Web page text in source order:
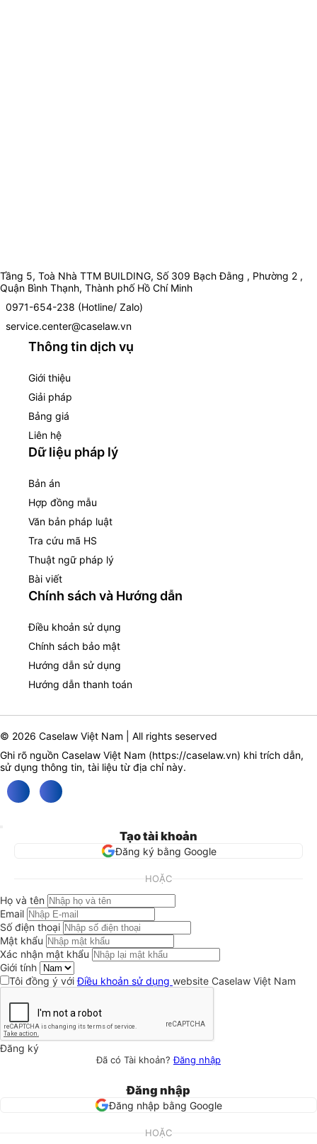
Tầng 5, Toà Nhà TTM BUILDING, Số 309 Bạch Đằng , Phường 2 ,
Quận Bình Thạnh, Thành phố Hồ Chí Minh
0971-654-238 (Hotline/ Zalo)
service.center@caselaw.vn
Thông tin dịch vụ
Giới thiệu
Giải pháp
Bảng giá
Liên hệ
Dữ liệu pháp lý
Bản án
Hợp đồng mẫu
Văn bản pháp luật
Tra cứu mã HS
Thuật ngữ pháp lý
Bài viết
Chính sách và Hướng dẫn
Điều khoản sử dụng
Chính sách bảo mật
Hướng dẫn sử dụng
Hướng dẫn thanh toán
© 2026 Caselaw Việt Nam | All rights seserved
Ghi rõ nguồn Caselaw Việt Nam (https://caselaw.vn) khi trích dẫn,
sử dụng thông tin, tài liệu từ địa chỉ này.
Tạo tài khoản
Đăng ký bằng Google
HOẶC
Họ và tên
Email
Số điện thoại
Mật khẩu
Xác nhận mật khẩu
Giới tính
Tôi đồng ý vớiĐiều khoản sử dụng website Caselaw Việt Nam
Đăng ký
Đã có Tài khoản?Đăng nhập
Đăng nhập
Đăng nhập bằng Google
HOẶC